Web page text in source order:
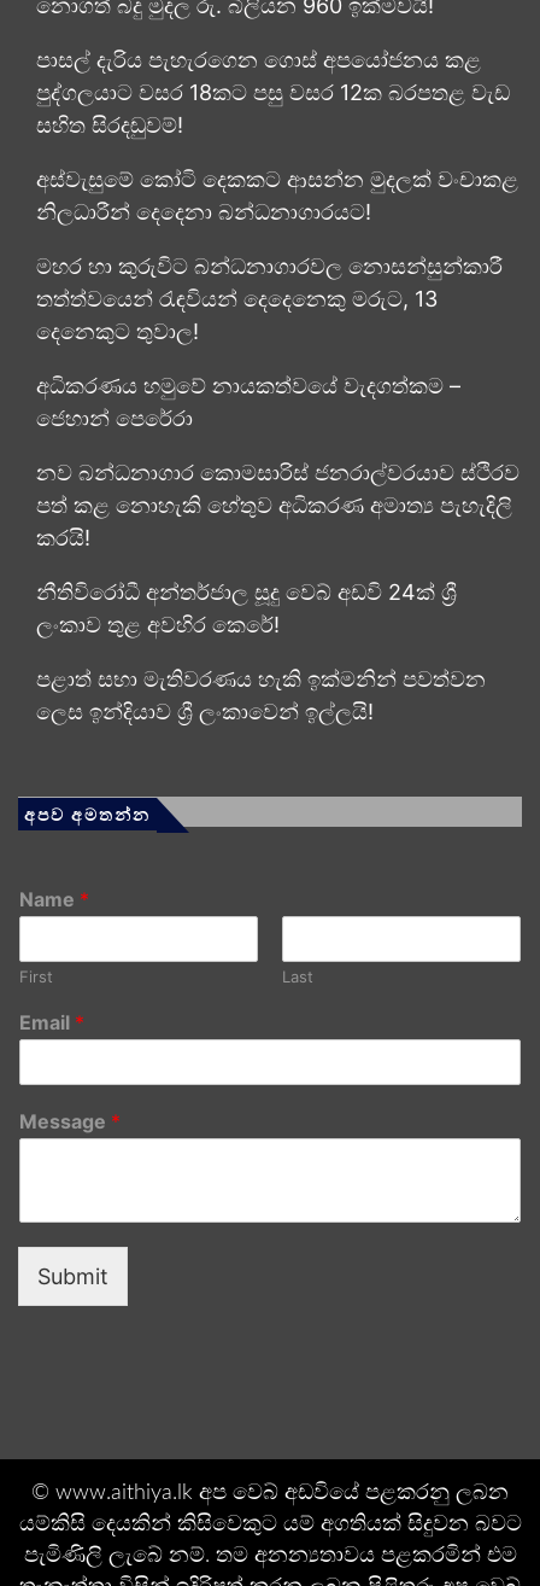
නොගත් බදු මුදල රු. බිලියන 960 ඉක්මවයි!
පාසල් දැරිය පැහැරගෙන ගොස් අපයෝජනය කළ
පුද්ගලයාට වසර 18කට පසු වසර 12ක බරපතළ වැඩ
සහිත සිරදඬුවම්!
අස්වැසුමේ කෝටි දෙකකට ආසන්න මුදලක් වංචාකළ
නිලධාරීන් දෙදෙනා බන්ධනාගාරයට!
මහර හා කුරුවිට බන්ධනාගාරවල නොසන්සුන්කාරී
තත්ත්වයෙන් රැඳවියන් දෙදෙනෙකු මරුට, 13
දෙනෙකුට තුවාල!
අධිකරණය හමුවේ නායකත්වයේ වැදගත්කම –
ජෙහාන් පෙරේරා
නව බන්ධනාගාර කොමසාරිස් ජනරාල්වරයාව ස්ථිරව
පත් කළ නොහැකි හේතුව අධිකරණ අමාත්‍ය පැහැදිලි
කරයි!
නීතිවිරෝධී අන්තර්ජාල සූදු වෙබ් අඩවි 24ක් ශ්‍රී
ලංකාව තුළ අවහිර කෙරේ!
පළාත් සභා මැතිවරණය හැකි ඉක්මනින් පවත්වන
ලෙස ඉන්දියාව ශ්‍රී ලංකාවෙන් ඉල්ලයි!
අපව අමතන්න
Name *
First Last
Email *
Message *
Submit
© www.aithiya.lk අප වෙබ් අඩවියේ පළකරනු ලබන
යම්කිසි දෙයකින් කිසිවෙකුට යම් අගතියක් සිදුවන බවට
පැමිණිලි ලැබේ නම්. තම අනන්‍යතාවය පළකරමින් එම